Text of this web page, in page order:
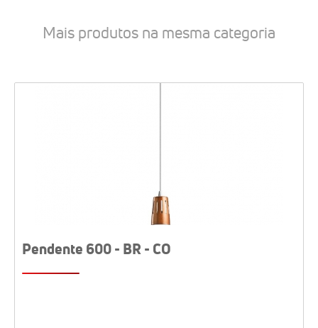
Mais produtos na mesma categoria
Pendente 600 - BR - CO